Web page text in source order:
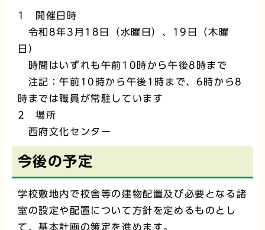
1 開催日時
令和8年3月18日（水曜日）、19日（木曜
日）
時間はいずれも午前10時から午後8時まで
注記：午前10時から午後1時まで、6時から8
時までは職員が常駐しています
2 場所
西府文化センター
今後の予定
学校敷地内で校舎等の建物配置及び必要となる諸
室の設定や配置について方針を定めるものとし
て、基本計画の策定を進めます。